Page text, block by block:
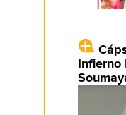
Infierno